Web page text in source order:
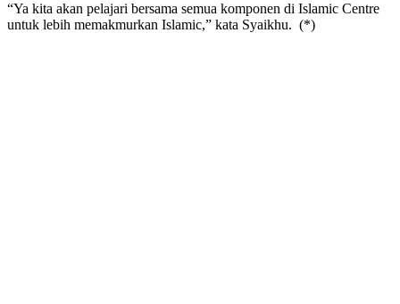
“Ya kita akan pelajari bersama semua komponen di Islamic Centre
untuk lebih memakmurkan Islamic,” kata Syaikhu. (*)